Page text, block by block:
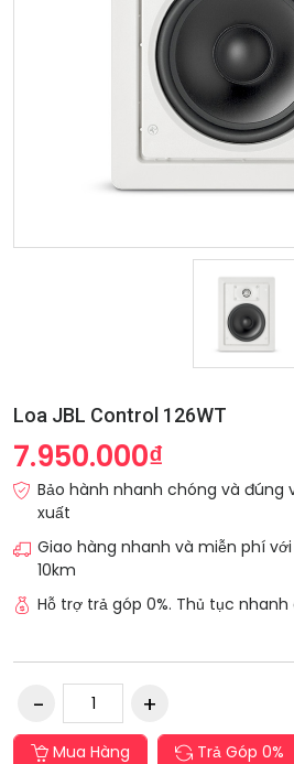
Loa JBL Control 126WT
7.950.000₫
Bảo hành nhanh chóng và đúng
xuất
Giao hàng nhanh và miễn phí
10km
Hỗ trợ trả góp 0%. Thủ tục
Mua Hàng Trả Góp 0%